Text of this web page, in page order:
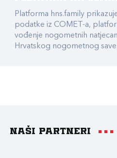
Platforma hns.family
podatke iz COMET-a,
vođenje nogometnih
Hrvatskog nogometnog
Naši partneri